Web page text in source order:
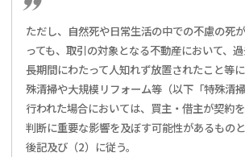
ただし、自然死や日常生活の中での不慮の死
っても、取引の対象となる不動産において、過
長期間にわたって人知れず放置されたこと等
殊清掃や大規模リフォーム等（以下「特殊清
行われた場合においては、買主・借主が契約
判断に重要な影響を及ぼす可能性があるもの
後記及び（2）に従う。